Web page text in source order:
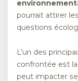
pourrait attirer
questions
L’un des
confrontée est
peut impacter